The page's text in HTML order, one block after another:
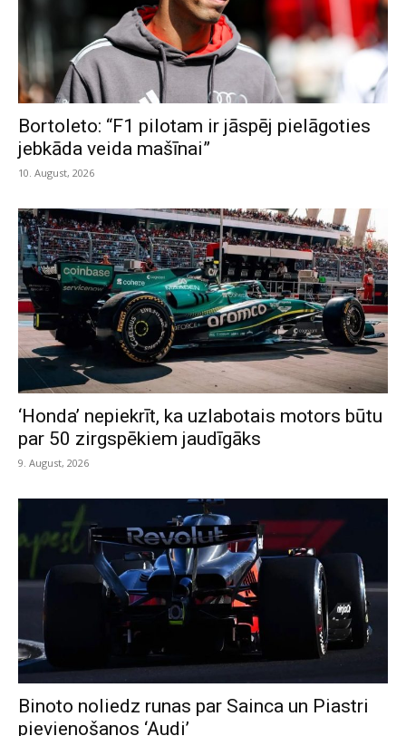
Bortoleto: “F1 pilotam ir jāspēj pielāgoties
jebkāda veida mašīnai”
10. August, 2026
‘Honda’ nepiekrīt, ka uzlabotais motors būtu
par 50 zirgspēkiem jaudīgāks
9. August, 2026
Binoto noliedz runas par Sainca un Piastri
pievienošanos ‘Audi’